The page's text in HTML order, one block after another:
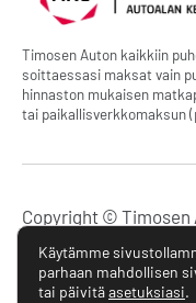
Timosen Auton kaikkiin
soittaessasi maksat vain
hinnaston mukaisen
tai paikallisverkkomaksun
Copyright © Timosen
Tietosuojaseloste
Käytämme
parhaan mahdollisen
tai päivitäasetuksiasi.